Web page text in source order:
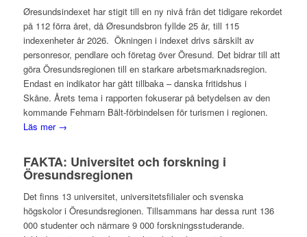
Øresundsindexet har stigit till en ny nivå från det tidigare rekordet
på 112 förra året, då Øresundsbron fyllde 25 år, till 115
indexenheter år 2026. Ökningen i indexet drivs särskilt av
personresor, pendlare och företag över Öresund. Det bidrar till att
göra Öresundsregionen till en starkare arbetsmarknadsregion.
Endast en indikator har gått tillbaka – danska fritidshus i
Skåne. Årets tema i rapporten fokuserar på betydelsen av den
kommande Fehmarn Bält-förbindelsen för turismen i regionen.
Läs mer →
FAKTA: Universitet och forskning i
Öresundsregionen
Det finns 13 universitet, universitetsfilialer och svenska
högskolor i Öresundsregionen. Tillsammans har dessa runt 136
000 studenter och närmare 9 000 forskningsstuderande.